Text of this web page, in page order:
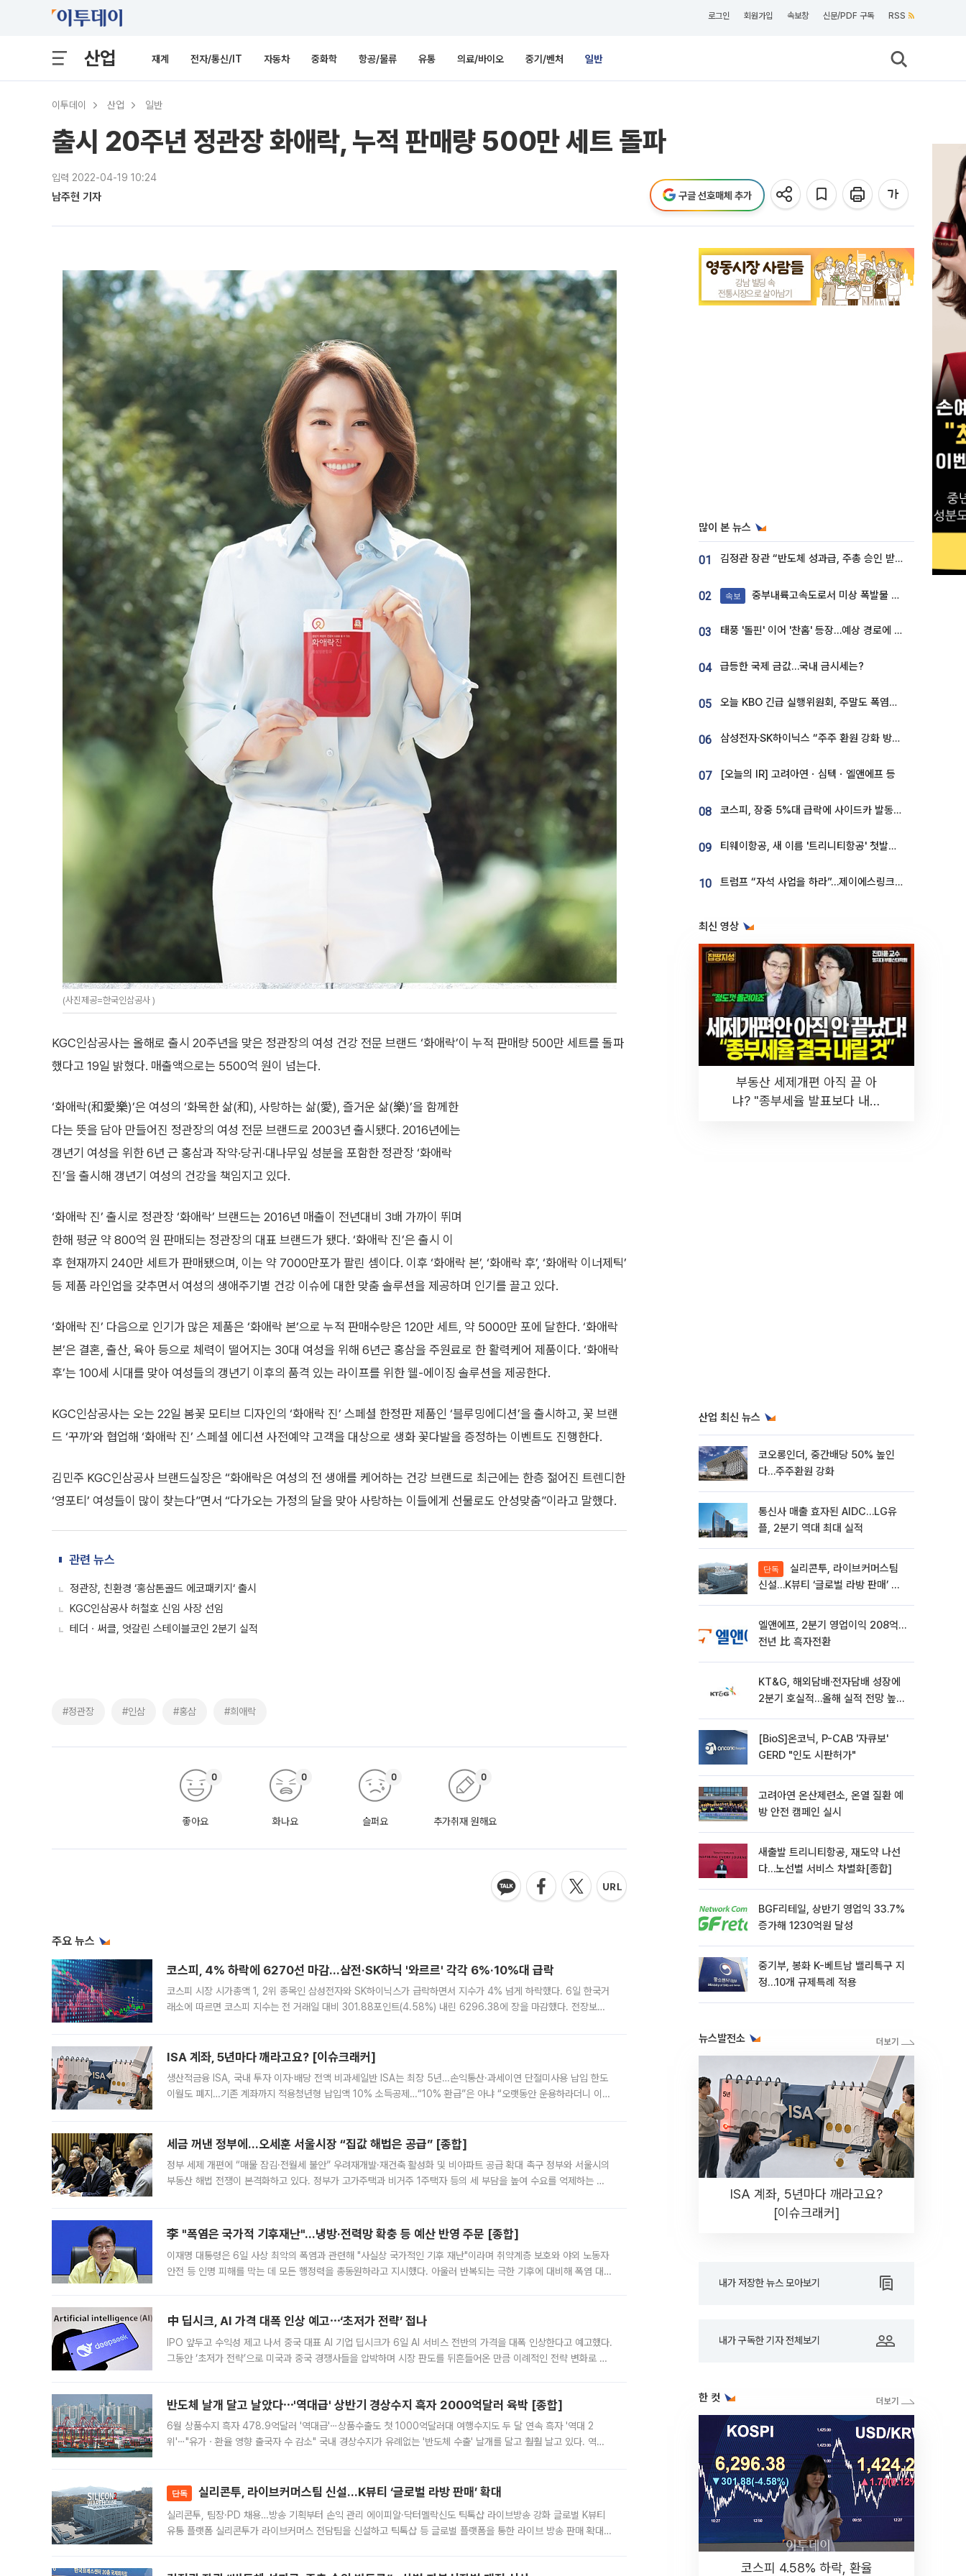
로그인 회원가입 속보창 신문/PDF 구독 RSS
산업 재계 전자/통신/IT 자동차 중화학 항공/물류 유통 의료/바이오 중기/벤처 일반
이투데이 산업 일반
출시 20주년 정관장 화애락, 누적 판매량 500만 세트 돌파
입력 2022-04-19 10:24
남주현 기자 구글 선호매체 추가
(사진제공=한국인삼공사 )
KGC인삼공사는 올해로 출시 20주년을 맞은 정관장의 여성 건강 전문 브랜드 ‘화애락’이 누적 판매량 500만 세트를 돌파
했다고 19일 밝혔다. 매출액으로는 5500억 원이 넘는다.
‘화애락(和愛樂)’은 여성의 ‘화목한 삶(和), 사랑하는 삶(愛), 즐거운 삶(樂)’을 함께한
다는 뜻을 담아 만들어진 정관장의 여성 전문 브랜드로 2003년 출시됐다. 2016년에는
갱년기 여성을 위한 6년 근 홍삼과 작약·당귀·대나무잎 성분을 포함한 정관장 ‘화애락
진’을 출시해 갱년기 여성의 건강을 책임지고 있다.
‘화애락 진’ 출시로 정관장 ‘화애락’ 브랜드는 2016년 매출이 전년대비 3배 가까이 뛰며
한해 평균 약 800억 원 판매되는 정관장의 대표 브랜드가 됐다. ‘화애락 진’은 출시 이
후 현재까지 240만 세트가 판매됐으며, 이는 약 7000만포가 팔린 셈이다. 이후 ‘화애락 본’, ‘화애락 후’, ‘화애락 이너제틱’
등 제품 라인업을 갖추면서 여성의 생애주기별 건강 이슈에 대한 맞춤 솔루션을 제공하며 인기를 끌고 있다.
‘화애락 진’ 다음으로 인기가 많은 제품은 ‘화애락 본’으로 누적 판매수량은 120만 세트, 약 5000만 포에 달한다. ‘화애락
본’은 결혼, 출산, 육아 등으로 체력이 떨어지는 30대 여성을 위해 6년근 홍삼을 주원료로 한 활력케어 제품이다. ‘화애락
후’는 100세 시대를 맞아 여성들의 갱년기 이후의 품격 있는 라이프를 위한 웰-에이징 솔루션을 제공한다.
KGC인삼공사는 오는 22일 봄꽃 모티브 디자인의 ‘화애락 진’ 스페셜 한정판 제품인 ‘블루밍에디션’을 출시하고, 꽃 브랜
드 ‘꾸까’와 협업해 ‘화애락 진’ 스페셜 에디션 사전예약 고객을 대상으로 생화 꽃다발을 증정하는 이벤트도 진행한다.
김민주 KGC인삼공사 브랜드실장은 “화애락은 여성의 전 생애를 케어하는 건강 브랜드로 최근에는 한층 젊어진 트렌디한
‘영포티’ 여성들이 많이 찾는다”면서 “다가오는 가정의 달을 맞아 사랑하는 이들에게 선물로도 안성맞춤”이라고 말했다.
관련 뉴스
정관장, 친환경 ‘홍삼톤골드 에코패키지‘ 출시
KGC인삼공사 허철호 신임 사장 선임
테더ㆍ써클, 엇갈린 스테이블코인 2분기 실적
#정관장 #인삼 #홍삼 #희애락
좋아요
0
화나요
0
슬퍼요
0
추가취재 원해요
0
주요 뉴스
코스피, 4% 하락에 6270선 마감…삼전·SK하닉 '와르르' 각각 6%·10%대 급락
코스피 시장 시가총액 1, 2위 종목인 삼성전자와 SK하이닉스가 급락하면서 지수가 4% 넘게 하락했다. 6일 한국거
래소에 따르면 코스피 지수는 전 거래일 대비 301.88포인트(4.58%) 내린 6296.38에 장을 마감했다. 전장보다
ISA 계좌, 5년마다 깨라고요? [이슈크래커]
생산적금융 ISA, 국내 투자 이자·배당 전액 비과세일반 ISA는 최장 5년…손익통산·과세이연 단절미사용 납입 한도
이월도 폐지…기존 계좌까지 적용청년형 납입액 10% 소득공제…“10% 환급”은 아냐 “오랫동안 운용하라더니 이제
세금 꺼낸 정부에…오세훈 서울시장 “집값 해법은 공급” [종합]
정부 세제 개편에 “매물 잠김·전월세 불안” 우려재개발·재건축 활성화 및 비아파트 공급 확대 촉구 정부와 서울시의
부동산 해법 전쟁이 본격화하고 있다. 정부가 고가주택과 비거주 1주택자 등의 세 부담을 높여 수요를 억제하는 카
李 "폭염은 국가적 기후재난"…냉방·전력망 확충 등 예산 반영 주문 [종합]
이재명 대통령은 6일 사상 최악의 폭염과 관련해 "사실상 국가적인 기후 재난"이라며 취약계층 보호와 야외 노동자
안전 등 인명 피해를 막는 데 모든 행정력을 총동원하라고 지시했다. 아울러 반복되는 극한 기후에 대비해 폭염 대응
中 딥시크, AI 가격 대폭 인상 예고⋯‘초저가 전략’ 접나
IPO 앞두고 수익성 제고 나서 중국 대표 AI 기업 딥시크가 6일 AI 서비스 전반의 가격을 대폭 인상한다고 예고했다.
그동안 ‘초저가 전략’으로 미국과 중국 경쟁사들을 압박하며 시장 판도를 뒤흔들어온 만큼 이례적인 전략 변화로 평
반도체 날개 달고 날았다⋯'역대급' 상반기 경상수지 흑자 2000억달러 육박 [종합]
6월 상품수지 흑자 478.9억달러 '역대급'⋯상품수출도 첫 1000억달러대 여행수지도 두 달 연속 흑자 '역대 2
위'⋯"유가ㆍ환율 영향 출국자 수 감소" 국내 경상수지가 유례없는 '반도체 수출' 날개를 달고 훨훨 날고 있다. 역대
단독 실리콘투, 라이브커머스팀 신설…K뷰티 ‘글로벌 라방 판매’ 확대
실리콘투, 팀장·PD 채용…방송 기획부터 손익 관리 에이피알·닥터멜락신도 틱톡샵 라이브방송 강화 글로벌 K뷰티
유통 플랫폼 실리콘투가 라이브커머스 전담팀을 신설하고 틱톡샵 등 글로벌 플랫폼을 통한 라이브 방송 판매 확대에
많이 본 뉴스
01 김정관 장관 “반도체 성과급, 주총 승인 받도록”…상법·자본시장법 개정 시사
02 속보 중부내륙고속도로서 미상 폭발물 발견
03 태풍 '돌핀' 이어 '찬홈' 등장…예상 경로에 한국 '한숨'
04 급등한 국제 금값…국내 금시세는?
05 오늘 KBO 긴급 실행위원회, 주말도 폭염취소 될까
06 삼성전자·SK하이닉스 “주주 환원 강화 방안 마련”
07 [오늘의 IR] 고려아연ㆍ심텍ㆍ엘앤에프 등
08 코스피, 장중 5%대 급락에 사이드카 발동…삼성·SK 동반 폭락
09 티웨이항공, 새 이름 '트리니티항공' 첫발…SSC 전략 본격화
10 트럼프 “자석 사업을 하라”…제이에스링크, 비중국 영구자석 공급망 구축 속도
최신 영상
부동산 세제개편 아직 끝 아
냐? "종부세율 발표보다 내릴
산업 최신 뉴스
코오롱인더, 중간배당 50% 높인
다…주주환원 강화
통신사 매출 효자된 AIDC…LG유
플, 2분기 역대 최대 실적
단독
신설…K뷰티 ‘글로벌 라방 판매’ 확
엘앤에프, 2분기 영업이익 208억…
전년 比 흑자전환
KT&G, 해외담배·전자담배 성장에
2분기 호실적…올해 실적 전망 높였
[BioS]온코닉, P-CAB '자큐보'
GERD "인도 시판허가"
고려아연 온산제련소, 온열 질환 예
방 안전 캠페인 실시
새출발 트리니티항공, 재도약 나선
다…노선별 서비스 차별화[종합]
BGF리테일, 상반기 영업익 33.7%
증가해 1230억원 달성
중기부, 봉화 K-베트남 밸리특구 지
정…10개 규제특례 적용
뉴스발전소
ISA 계좌, 5년마다 깨라고요?
[이슈크래커]
내가 저장한 뉴스 모아보기
내가 구독한 기자 전체보기
한 컷
코스피 4.58% 하락, 환율